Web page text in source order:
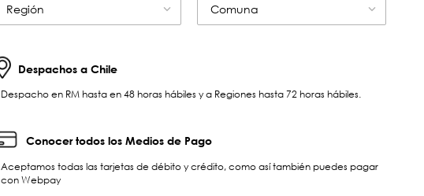
Región Comuna
Despachos a Chile
Despacho en RM hasta en 48 horas hábiles y a Regiones hasta 72 horas hábiles.
Conocer todos los Medios de Pago
Aceptamos todas las tarjetas de débito y crédito, como así también puedes pagar
con Webpay